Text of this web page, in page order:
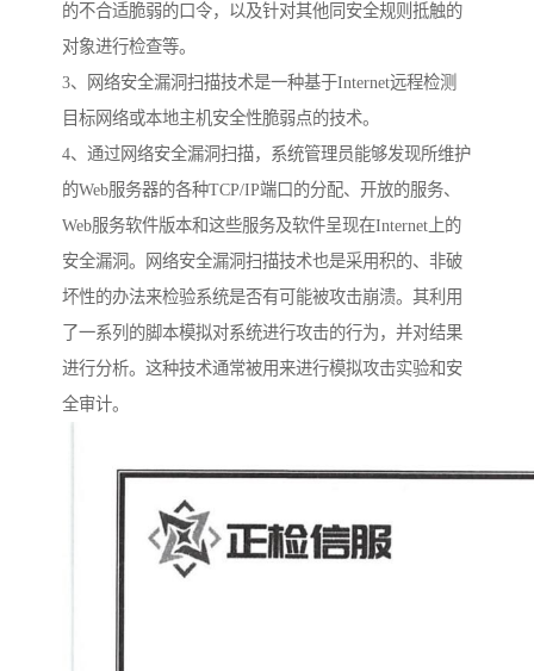
的不合适脆弱的口令，以及针对其他同安全规则抵触的
对象进行检查等。
3、网络安全漏洞扫描技术是一种基于Internet远程检测
目标网络或本地主机安全性脆弱点的技术。
4、通过网络安全漏洞扫描，系统管理员能够发现所维护
的Web服务器的各种TCP/IP端口的分配、开放的服务、
Web服务软件版本和这些服务及软件呈现在Internet上的
安全漏洞。网络安全漏洞扫描技术也是采用积的、非破
坏性的办法来检验系统是否有可能被攻击崩溃。其利用
了一系列的脚本模拟对系统进行攻击的行为，并对结果
进行分析。这种技术通常被用来进行模拟攻击实验和安
全审计。